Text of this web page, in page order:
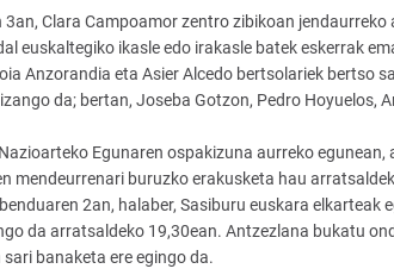
Clara Campoamor zentro zibikoan
euskaltegiko ikasle edo irakasle batek eskerrak
Anzorandia eta Asier Alcedo bertsolariek bertso
da; bertan, Joseba Gotzon, Pedro Hoyuelos,
Egunaren ospakizuna aurreko
mendeurrenari buruzko erakusketa hau
2an, halaber, Sasiburu euskara elkarteak
da arratsaldeko 19,30ean. Antzezlana bukatu
sari banaketa ere egingo da.